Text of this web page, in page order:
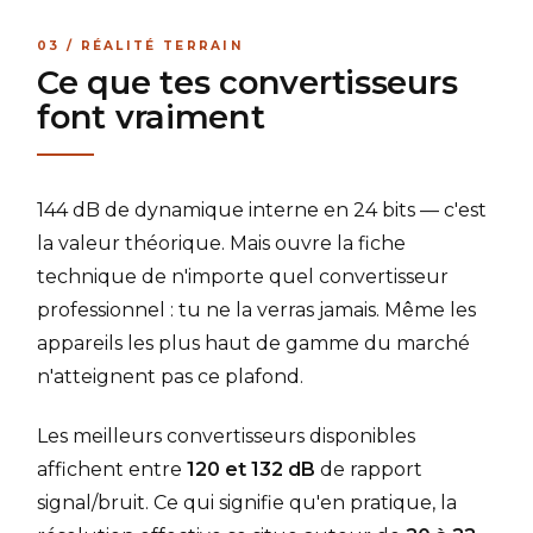
03 / RÉALITÉ TERRAIN
Ce que tes convertisseurs
font vraiment
144 dB de dynamique interne en 24 bits — c'est
la valeur théorique. Mais ouvre la fiche
technique de n'importe quel convertisseur
professionnel : tu ne la verras jamais. Même les
appareils les plus haut de gamme du marché
n'atteignent pas ce plafond.
Les meilleurs convertisseurs disponibles
affichent entre120 et 132 dB de rapport
signal/bruit. Ce qui signifie qu'en pratique, la